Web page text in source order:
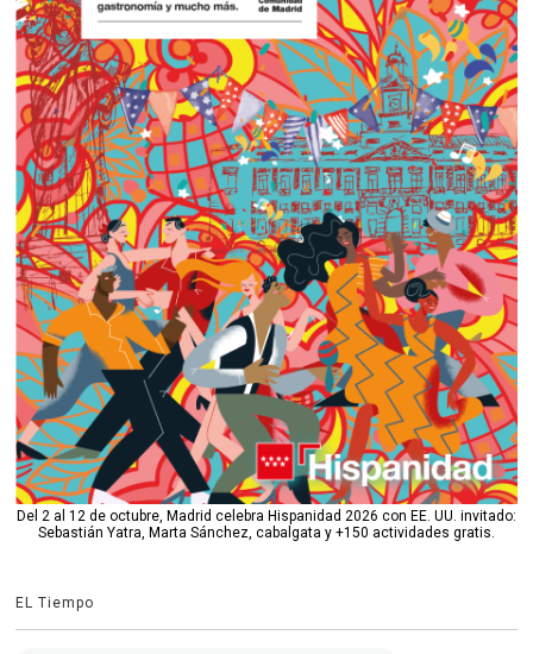
Del 2 al 12 de octubre, Madrid celebra Hispanidad 2026 con EE. UU. invitado:
Sebastián Yatra, Marta Sánchez, cabalgata y +150 actividades gratis.
EL Tiempo